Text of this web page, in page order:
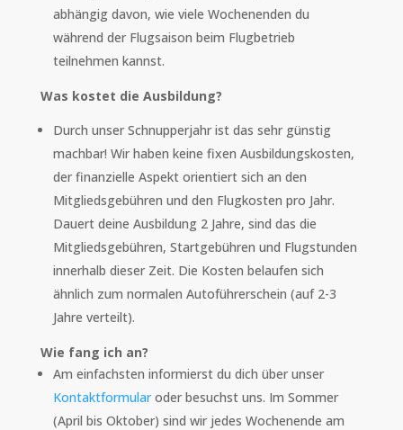
abhängig davon, wie viele Wochenenden du
während der Flugsaison beim Flugbetrieb
teilnehmen kannst.
Was kostet die Ausbildung?
Durch unser Schnupperjahr ist das sehr günstig
machbar! Wir haben keine fixen Ausbildungskosten,
der finanzielle Aspekt orientiert sich an den
Mitgliedsgebühren und den Flugkosten pro Jahr.
Dauert deine Ausbildung 2 Jahre, sind das die
Mitgliedsgebühren, Startgebühren und Flugstunden
innerhalb dieser Zeit. Die Kosten belaufen sich
ähnlich zum normalen Autoführerschein (auf 2-3
Jahre verteilt).
Wie fang ich an?
Am einfachsten informierst du dich über unser
Kontaktformularoder besuchst uns. Im Sommer
(April bis Oktober) sind wir jedes Wochenende am